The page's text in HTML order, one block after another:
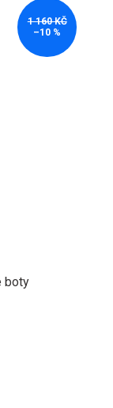
1 160 KČ
–10 %
boty